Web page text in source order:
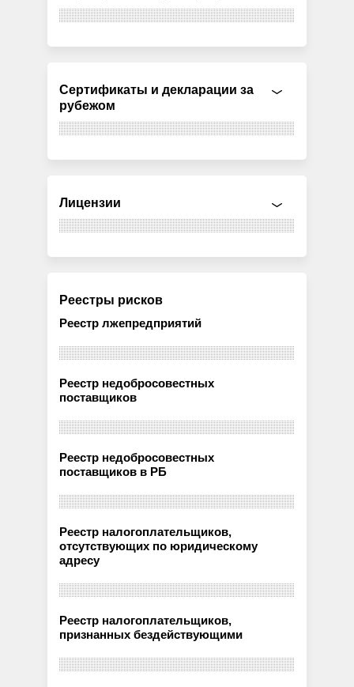
Сертификаты и декларации за
рубежом
Лицензии
Реестры рисков
Реестр лжепредприятий
Реестр недобросовестных
поставщиков
Реестр недобросовестных
поставщиков в РБ
Реестр налогоплательщиков,
отсутствующих по юридическому
адресу
Реестр налогоплательщиков,
признанных бездействующими